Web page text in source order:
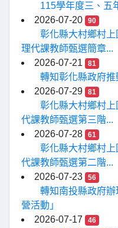
115學年度三、五
2026-07-20
90
彰化縣大村鄉村
理代課教師甄選簡章...
2026-07-21
81
轉知彰化縣政府
2026-07-29
81
彰化縣大村鄉村
代課教師甄選第三階...
2026-07-28
61
彰化縣大村鄉村
代課教師甄選第二階...
2026-07-23
56
轉知南投縣政府
營活動」
2026-07-17
46